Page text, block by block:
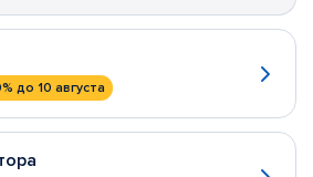
до 10 августа